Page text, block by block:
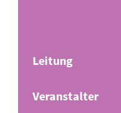
Leitung
Veranstalter